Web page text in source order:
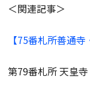
＜関連記事＞
【75番札所善通
第79番札所 天皇寺